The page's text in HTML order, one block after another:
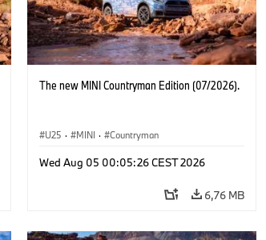
The new MINI Countryman Edition (07/2026).
U25 · MINI · Countryman
Wed Aug 05 00:05:26 CEST 2026
6,76 MB